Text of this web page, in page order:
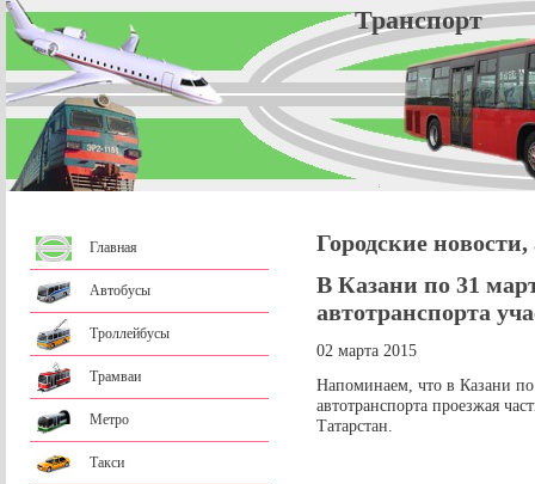
Главная
Автобусы
Троллейбусы
Трамваи
Метро
Такси
Городские
В Казани по 31
автотранспорта
02 марта 2015
Напоминаем, что в Казани
автотранспорта проезжая
Татарстан.